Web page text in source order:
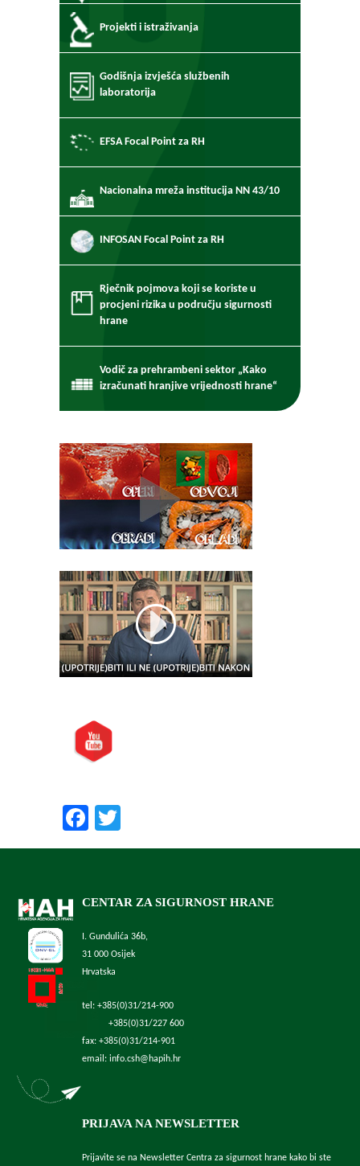
Projekti i istraživanja
Godišnja izvješća službenih
laboratorija
EFSA Focal Point za RH
Nacionalna mreža institucija NN 43/10
INFOSAN Focal Point za RH
Rječnik pojmova koji se koriste u
procjeni rizika u području sigurnosti
hrane
Vodič za prehrambeni sektor „Kako
izračunati hranjive vrijednosti hrane“
Facebook
CENTAR ZA SIGURNOST HRANE
I. Gundulića 36b,
31 000 Osijek
Hrvatska
tel: +385(0)31/214-900
+385(0)31/227 600
fax: +385(0)31/214-901
email: info.csh@hapih.hr
PRIJAVA NA NEWSLETTER
Prijavite se na Newsletter Centra za sigurnost hrane kako bi ste